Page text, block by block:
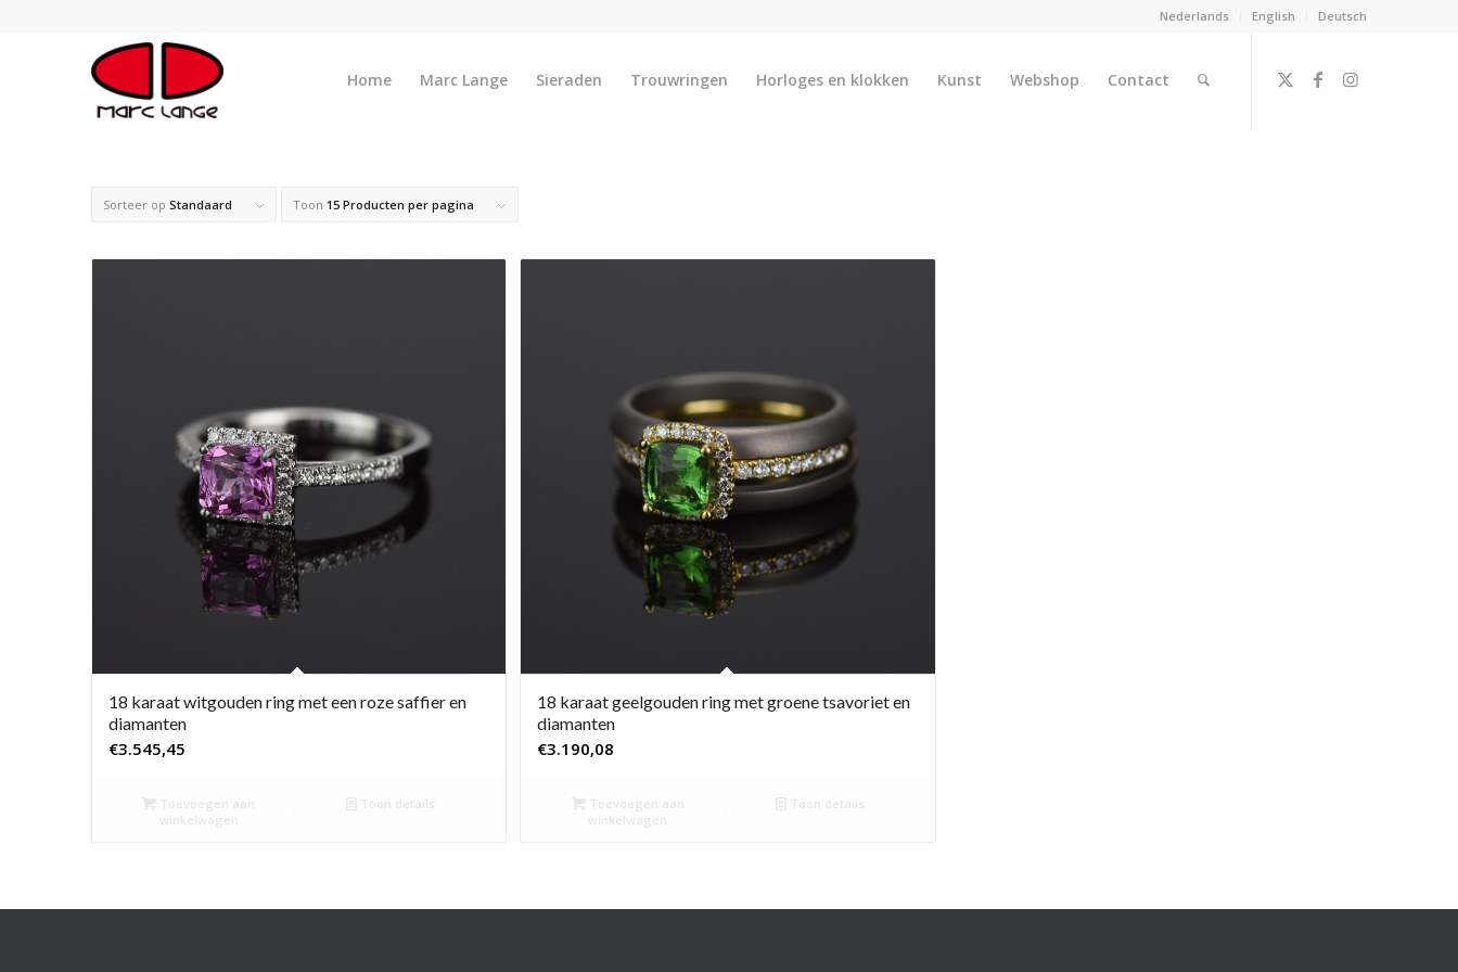
Nederlands English Deutsch
Home Marc Lange Sieraden Trouwringen Horloges en klokken Kunst Webshop Contact
Sorteer op Standaard Toon 15 Producten per pagina
18 karaat witgouden ring met een roze saffier en
diamanten
€3.545,45
Toevoegen aan
winkelwagen
Toon details
18 karaat geelgouden ring met groene tsavoriet en
diamanten
€3.190,08
Toevoegen aan
winkelwagen
Toon details